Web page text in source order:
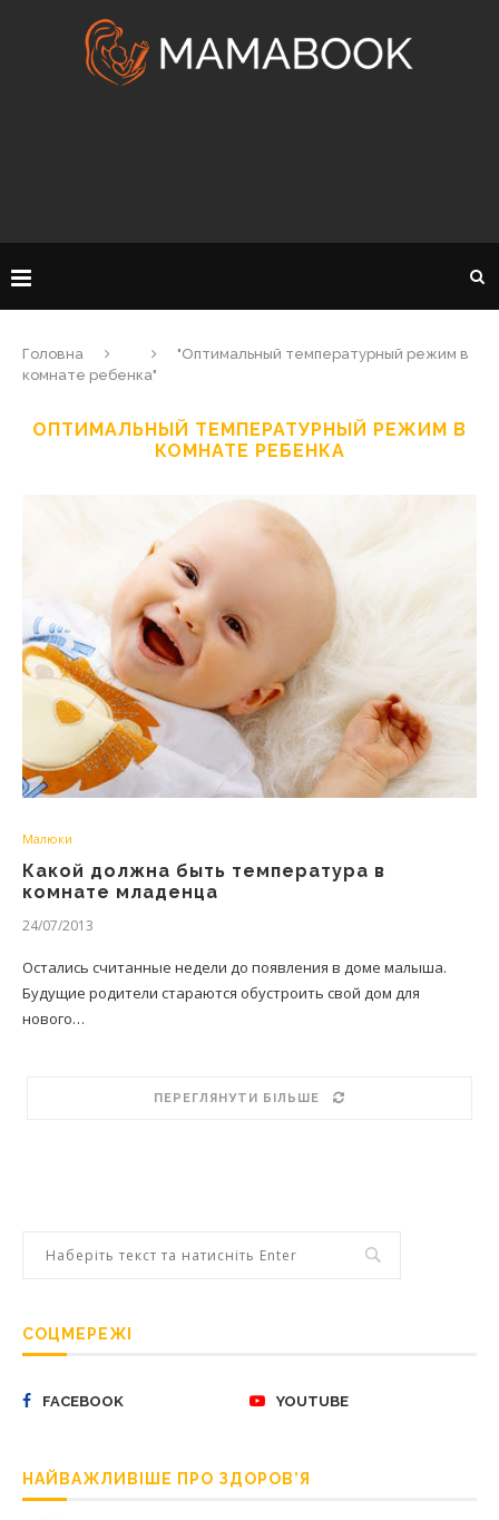
Головна
"Оптимальный температурный режим в
комнате ребенка"
ОПТИМАЛЬНЫЙ ТЕМПЕРАТУРНЫЙ РЕЖИМ В
КОМНАТЕ РЕБЕНКА
Малюки
Какой должна быть температура в
комнате младенца
24/07/2013
Остались считанные недели до появления в доме малыша.
Будущие родители стараются обустроить свой дом для
нового…
ПЕРЕГЛЯНУТИ БІЛЬШЕ
СОЦМЕРЕЖІ
FACEBOOK YOUTUBE
НАЙВАЖЛИВІШЕ ПРО ЗДОРОВ’Я